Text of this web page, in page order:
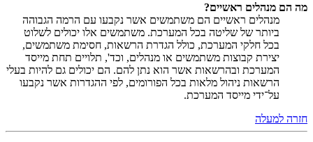
מה הם מנהלים ראשיים?
מנהלים ראשיים הם משתמשים אשר נקבעו עם הרמה הגבוהה
ביותר של שליטה בכל המערכת. משתמשים אלו יכולים לשלוט
בכל חלקי המערכת, כולל הגדרת הרשאות, חסימת משתמשים,
יצירת קבוצות משתמשים או מנהלים, וכד', תלויים תחת מייסד
המערכת ובהרשאות אשר הוא נתן להם. הם יכולים גם להיות בעלי
הרשאות ניהול מלאות בכל הפורומים, לפי ההגדרות אשר נקבעו
על־ידי מייסד המערכת.
חזרה למעלה